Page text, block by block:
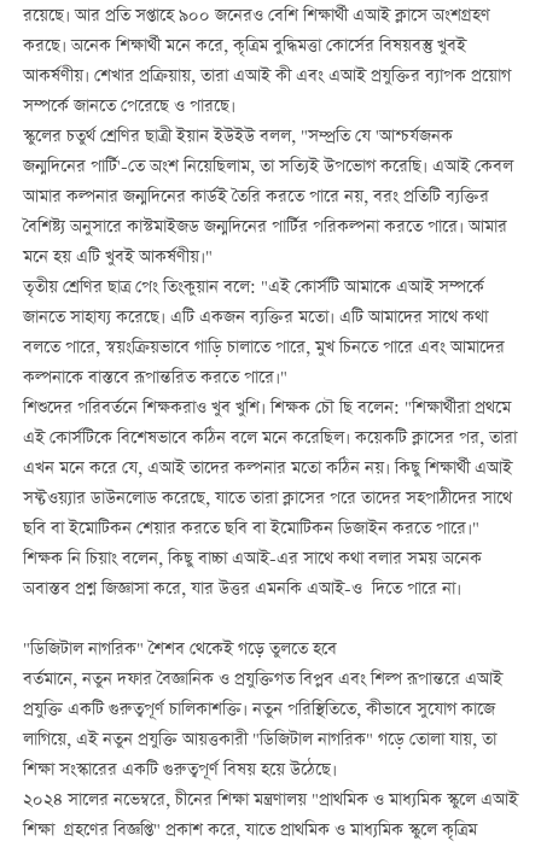
রয়েছে। আর প্রতি সপ্তাহে ৯০০ জনেরও বেশি শিক্ষার্থী এআই ক্লাসে অংশগ্রহণ
করছে। অনেক শিক্ষার্থী মনে করে, কৃত্রিম বুদ্ধিমত্তা কোর্সের বিষয়বস্তু খুবই
আকর্ষণীয়। শেখার প্রক্রিয়ায়, তারা এআই কী এবং এআই প্রযুক্তির ব্যাপক প্রয়োগ
সম্পর্কে জানতে পেরেছে ও পারছে।
স্কুলের চতুর্থ শ্রেণির ছাত্রী ইয়ান ইউইউ বলল, "সম্প্রতি যে 'আশ্চর্যজনক
জন্মদিনের পার্টি'-তে অংশ নিয়েছিলাম, তা সত্যিই উপভোগ করেছি। এআই কেবল
আমার কল্পনার জন্মদিনের কার্ডই তৈরি করতে পারে নয়, বরং প্রতিটি ব্যক্তির
বৈশিষ্ট্য অনুসারে কাস্টমাইজড জন্মদিনের পার্টির পরিকল্পনা করতে পারে। আমার
মনে হয় এটি খুবই আকর্ষণীয়।"
তৃতীয় শ্রেণির ছাত্র পেং তিংকুয়ান বলে: "এই কোর্সটি আমাকে এআই সম্পর্কে
জানতে সাহায্য করেছে। এটি একজন ব্যক্তির মতো। এটি আমাদের সাথে কথা
বলতে পারে, স্বয়ংক্রিয়ভাবে গাড়ি চালাতে পারে, মুখ চিনতে পারে এবং আমাদের
কল্পনাকে বাস্তবে রূপান্তরিত করতে পারে।"
শিশুদের পরিবর্তনে শিক্ষকরাও খুব খুশি। শিক্ষক চৌ ছি বলেন: "শিক্ষার্থীরা প্রথমে
এই কোর্সটিকে বিশেষভাবে কঠিন বলে মনে করেছিল। কয়েকটি ক্লাসের পর, তারা
এখন মনে করে যে, এআই তাদের কল্পনার মতো কঠিন নয়। কিছু শিক্ষার্থী এআই
সফ্টওয়্যার ডাউনলোড করেছে, যাতে তারা ক্লাসের পরে তাদের সহপাঠীদের সাথে
ছবি বা ইমোটিকন শেয়ার করতে ছবি বা ইমোটিকন ডিজাইন করতে পারে।"
শিক্ষক নি চিয়াং বলেন, কিছু বাচ্চা এআই-এর সাথে কথা বলার সময় অনেক
অবাস্তব প্রশ্ন জিজ্ঞাসা করে, যার উত্তর এমনকি এআই-ও দিতে পারে না।
"ডিজিটাল নাগরিক" শৈশব থেকেই গড়ে তুলতে হবে
বর্তমানে, নতুন দফার বৈজ্ঞানিক ও প্রযুক্তিগত বিপ্লব এবং শিল্প রূপান্তরে এআই
প্রযুক্তি একটি গুরুত্বপূর্ণ চালিকাশক্তি। নতুন পরিস্থিতিতে, কীভাবে সুযোগ কাজে
লাগিয়ে, এই নতুন প্রযুক্তি আয়ত্তকারী "ডিজিটাল নাগরিক" গড়ে তোলা যায়, তা
শিক্ষা সংস্কারের একটি গুরুত্বপূর্ণ বিষয় হয়ে উঠেছে।
২০২৪ সালের নভেম্বরে, চীনের শিক্ষা মন্ত্রণালয় "প্রাথমিক ও মাধ্যমিক স্কুলে এআই
শিক্ষা গ্রহণের বিজ্ঞপ্তি" প্রকাশ করে, যাতে প্রাথমিক ও মাধ্যমিক স্কুলে কৃত্রিম